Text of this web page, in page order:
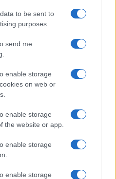
to be sent to
purposes.
send me
enable storage
on web or
enable storage
the website or app.
enable storage
enable storage